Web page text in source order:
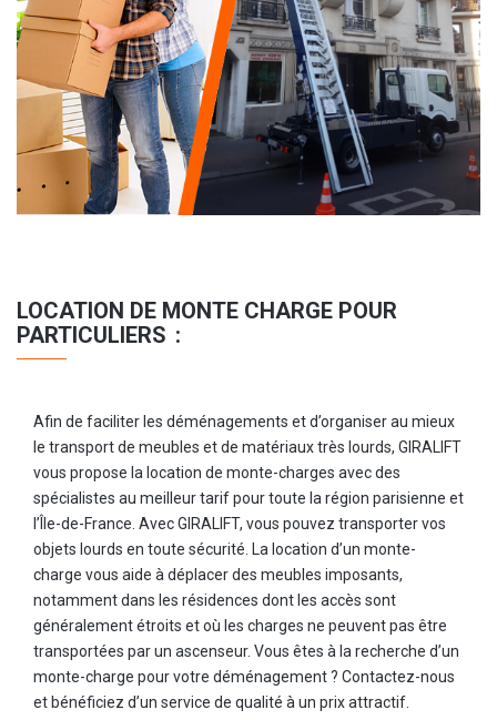
LOCATION DE MONTE CHARGE POUR
PARTICULIERS :
Afin de faciliter les déménagements et d’organiser au mieux
le transport de meubles et de matériaux très lourds, GIRALIFT
vous propose la location de monte-charges avec des
spécialistes au meilleur tarif pour toute la région parisienne et
l’Île-de-France. Avec GIRALIFT, vous pouvez transporter vos
objets lourds en toute sécurité. La location d’un monte-
charge vous aide à déplacer des meubles imposants,
notamment dans les résidences dont les accès sont
généralement étroits et où les charges ne peuvent pas être
transportées par un ascenseur. Vous êtes à la recherche d’un
monte-charge pour votre déménagement ? Contactez-nous
et bénéficiez d’un service de qualité à un prix attractif.